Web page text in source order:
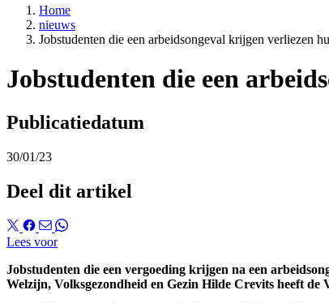
Home
nieuws
Jobstudenten die een arbeidsongeval krijgen verliezen
Jobstudenten die een
Publicatiedatum
30/01/23
Deel dit artikel
Lees voor
Jobstudenten die een vergoeding krijgen na een
Welzijn, Volksgezondheid en Gezin Hilde Crevits heeft